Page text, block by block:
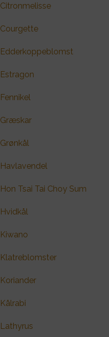
Citronmelisse
Courgette
Edderkoppeblomst
Estragon
Fennikel
Græskar
Grønkål
Havlavendel
Hon Tsai Tai Choy Sum
Hvidkål
Kiwano
Klatreblomster
Koriander
Kålrabi
Lathyrus